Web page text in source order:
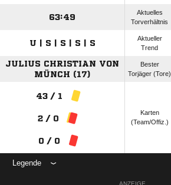
63:49
Aktuelles
Torverhältnis
U | S | S | S | S
Aktueller
Trend
JULIUS CHRISTIAN VON
MÜNCH (17)
Bester
Torjäger (Tore)
43 / 1
2 / 0
0 / 0
Karten
(Team/Offiz.)
Legende
ANZEIGE